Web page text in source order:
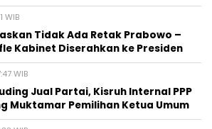
WIB
Tidak Ada Retak Prabowo –
Kabinet Diserahkan ke Presiden
WIB
Jual Partai, Kisruh Internal PPP
Muktamar Pemilihan Ketua Umum